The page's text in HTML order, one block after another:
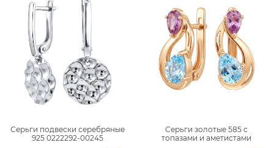
Серьги подвески серебряные
925 0222292-00245
Серьги золотые 585 с
топазами и аметистами